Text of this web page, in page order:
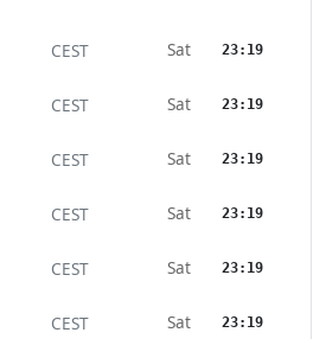
CEST Sat 23:19
CEST Sat 23:19
CEST Sat 23:19
CEST Sat 23:19
CEST Sat 23:19
CEST Sat 23:19